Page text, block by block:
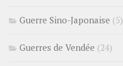
Guerre Sino-Japonaise (5)
Guerres de Vendée (24)